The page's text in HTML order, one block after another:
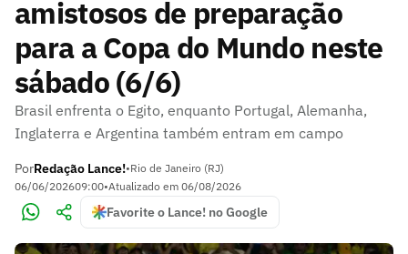
amistosos de preparação
para a Copa do Mundo neste
sábado (6/6)
Brasil enfrenta o Egito, enquanto Portugal, Alemanha,
Inglaterra e Argentina também entram em campo
PorRedação Lance!•Rio de Janeiro (RJ)
06/06/202609:00•Atualizado em 06/08/2026
Favorite o Lance! no Google